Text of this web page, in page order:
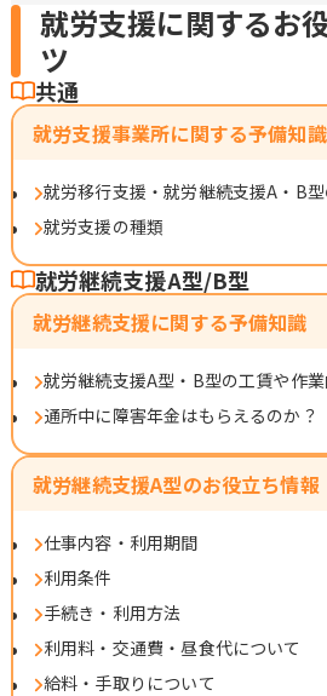
就労支援に関するお
ツ
共通
就労支援事業所に関する予備知識
就労移行支援・就労継続支援A・B
就労支援の種類
就労継続支援A型/B型
就労継続支援に関する予備知識
就労継続支援A型・B型の工賃や作
通所中に障害年金はもらえるのか？
就労継続支援A型のお役立ち情報
仕事内容・利用期間
利用条件
手続き・利用方法
利用料・交通費・昼食代について
給料・手取りについて